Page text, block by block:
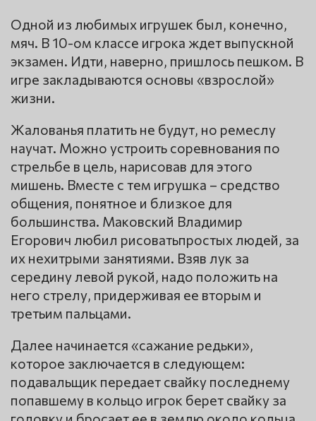
Одной из любимых игрушек был, конечно,
мяч. В 10-ом классе игрока ждет выпускной
экзамен. Идти, наверно, пришлось пешком. В
игре закладываются основы «взрослой»
жизни.
Жалованья платить не будут, но ремеслу
научат. Можно устроить соревнования по
стрельбе в цель, нарисовав для этого
мишень. Вместе с тем игрушка – средство
общения, понятное и близкое для
большинства. Маковский Владимир
Егорович любил рисоватьпростых людей, за
их нехитрыми занятиями. Взяв лук за
середину левой рукой, надо положить на
него стрелу, придерживая ее вторым и
третьим пальцами.
Далее начинается «сажание редьки»,
которое заключается в следующем:
подавальщик передает свайку последнему
попавшему в кольцо игрок берет свайку за